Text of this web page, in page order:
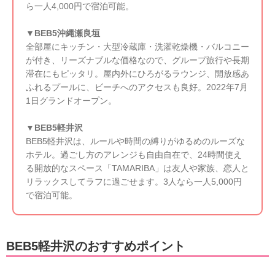
ら一人4,000円で宿泊可能。
▼BEB5沖縄瀬良垣
全部屋にキッチン・大型冷蔵庫・洗濯乾燥機・バルコニー
が付き、リーズナブルな価格なので、グループ旅行や長期
滞在にもピッタリ。屋内外にひろがるラウンジ、開放感あ
ふれるプールに、ビーチへのアクセスも良好。2022年7月
1日グランドオープン。
▼BEB5軽井沢
BEB5軽井沢は、ルールや時間の縛りがゆるめのルーズな
ホテル。過ごし方のアレンジも自由自在で、24時間使え
る開放的なスペース「TAMARIBA」は友人や家族、恋人と
リラックスしてラフに過ごせます。3人なら一人5,000円
で宿泊可能。
BEB5軽井沢のおすすめポイント